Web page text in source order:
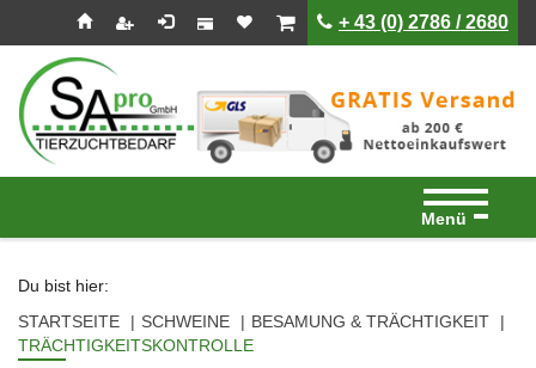
Seitenebreiche:
ist leerist leer+ 43 (0) 2786 / 2680
Menü
Du bist hier:
STARTSEITE
SCHWEINE
BESAMUNG & TRÄCHTIGKEIT
TRÄCHTIGKEITSKONTROLLE